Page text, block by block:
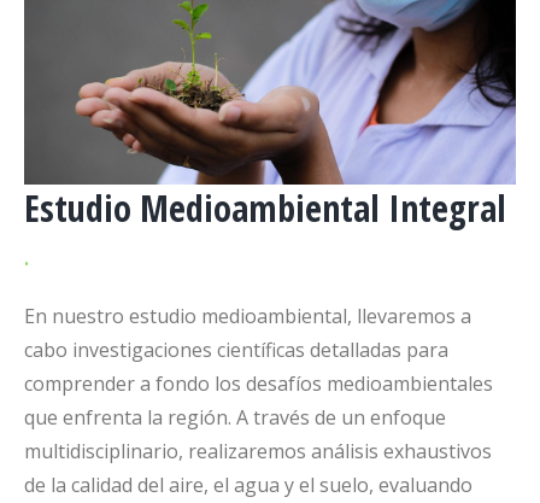
Estudio Medioambiental Integral
.
En nuestro estudio medioambiental, llevaremos a
cabo investigaciones científicas detalladas para
comprender a fondo los desafíos medioambientales
que enfrenta la región. A través de un enfoque
multidisciplinario, realizaremos análisis exhaustivos
de la calidad del aire, el agua y el suelo, evaluando